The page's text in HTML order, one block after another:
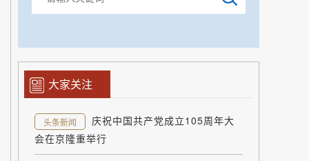
大家关注
头条新闻
庆祝中国共产党成立105周年大
会在京隆重举行